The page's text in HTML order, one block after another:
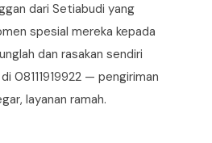
dari Setiabudi yang
spesial mereka kepada
dan rasakan sendiri
08111919922 — pengiriman
layanan ramah.